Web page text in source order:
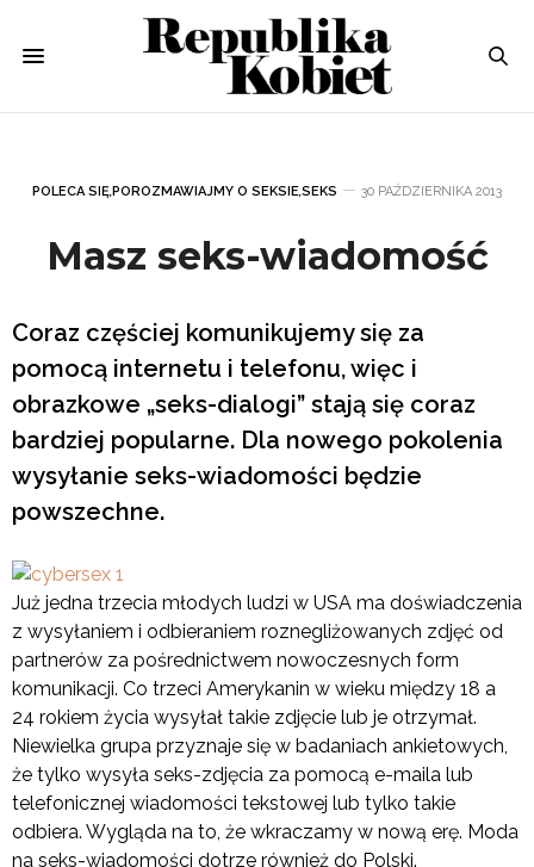
POLECA SIĘ,POROZMAWIAJMY O SEKSIE,SEKS 30 PAŹDZIERNIKA 2013
Masz seks-wiadomość
Coraz częściej komunikujemy się za
pomocą internetu i telefonu, więc i
obrazkowe „seks-dialogi” stają się coraz
bardziej popularne. Dla nowego pokolenia
wysyłanie seks-wiadomości będzie
powszechne.
Już jedna trzecia młodych ludzi w USA ma doświadczenia
z wysyłaniem i odbieraniem roznegliżowanych zdjęć od
partnerów za pośrednictwem nowoczesnych form
komunikacji. Co trzeci Amerykanin w wieku między 18 a
24 rokiem życia wysyłał takie zdjęcie lub je otrzymał.
Niewielka grupa przyznaje się w badaniach ankietowych,
że tylko wysyła seks-zdjęcia za pomocą e-maila lub
telefonicznej wiadomości tekstowej lub tylko takie
odbiera. Wygląda na to, że wkraczamy w nową erę. Moda
na seks-wiadomości dotrze również do Polski.